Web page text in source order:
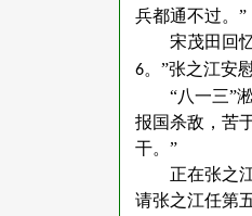
兵都通不过。”
宋茂田回
6。”张之江安
“八一三”
报国杀敌，苦
干。”
正在张之
请张之江任第